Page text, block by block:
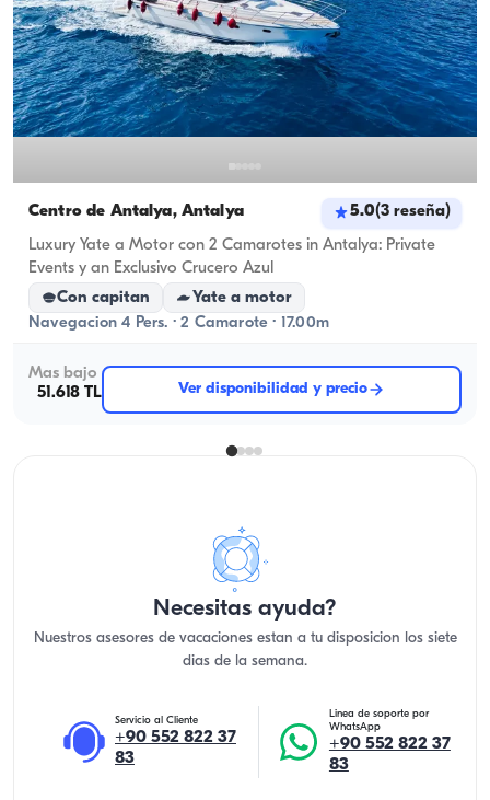
Centro de Antalya, Antalya 5.0(3 reseña)
Luxury Yate a Motor con 2 Camarotes in Antalya: Private
Events y an Exclusivo Crucero Azul
Con capitan
Yate a motor
Navegacion 4 Pers. · 2 Camarote · 17.00m
Mas bajo
51.618 TL
Ver disponibilidad y precio
Necesitas ayuda?
Nuestros asesores de vacaciones estan a tu disposicion los siete
dias de la semana.
Servicio al Cliente
+90 552 822 37
83
Linea de soporte por
WhatsApp
+90 552 822 37
83